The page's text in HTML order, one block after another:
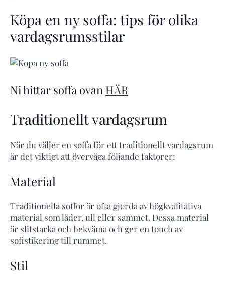
Köpa en ny soffa: tips för olika
vardagsrumsstilar
Ni hittar soffa ovan HÄR
Traditionellt vardagsrum
När du väljer en soffa för ett traditionellt vardagsrum
är det viktigt att överväga följande faktorer:
Material
Traditionella soffor är ofta gjorda av högkvalitativa
material som läder, ull eller sammet. Dessa material
är slitstarka och bekväma och ger en touch av
sofistikering till rummet.
Stil